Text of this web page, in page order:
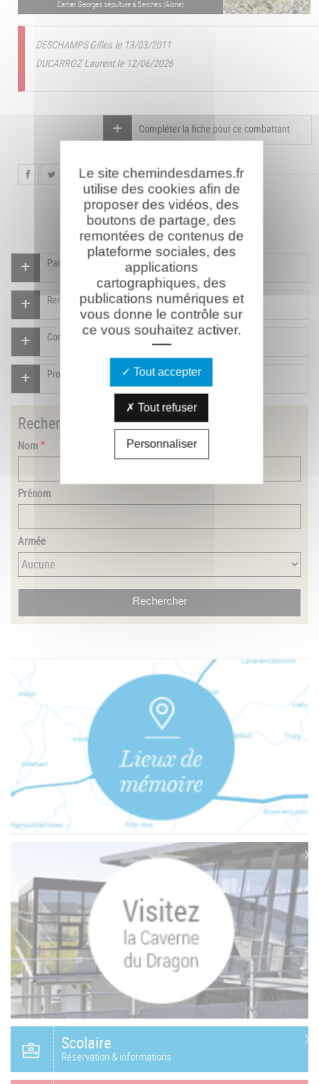
Cartier Georges sépulture à Serches (Aisne)
DESCHAMPS Gilles le 13/03/2011
DUCARROZ Laurent le 12/06/2026
Compléter la fiche pour ce combattant
Participer à l'indexation du Mémorial virtuel
Rendre un hommage pour ce combattant
Compléter la fiche pour ce combattant
Proposer un document pour ce combattant
Rechercher un combattant
Nom
Prénom
Armée
Scolaire
Réservation & informations
Le site chemindesdames.fr
utilise des cookies afin de
proposer des vidéos, des
boutons de partage, des
remontées de contenus de
plateforme sociales, des
applications
cartographiques, des
publications numériques et
vous donne le contrôle sur
ce vous souhaitez activer.
Tout accepter
Tout refuser
Personnaliser